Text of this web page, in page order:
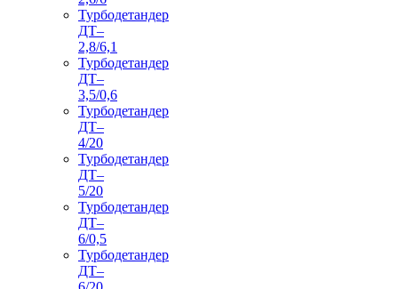
Турбодетандер
ДТ–
2,8/6,1
Турбодетандер
ДТ–
3,5/0,6
Турбодетандер
ДТ–
4/20
Турбодетандер
ДТ–
5/20
Турбодетандер
ДТ–
6/0,5
Турбодетандер
ДТ–